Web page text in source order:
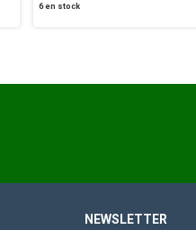
6en stock
NEWSLETTER